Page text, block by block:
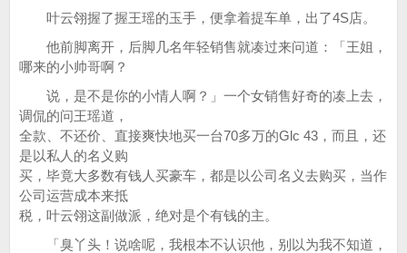
叶云翎握了握王瑶的玉手，便拿着提车单，出了4S店。
他前脚离开，后脚几名年轻销售就凑过来问道：「王姐，
哪来的小帅哥啊？
说，是不是你的小情人啊？」一个女销售好奇的凑上去，
调侃的问王瑶道，
全款、不还价、直接爽快地买一台70多万的Glc 43，而且，还
是以私人的名义购
买，毕竟大多数有钱人买豪车，都是以公司名义去购买，当作
公司运营成本来抵
税，叶云翎这副做派，绝对是个有钱的主。
「臭丫头！说啥呢，我根本不认识他，别以为我不知道，